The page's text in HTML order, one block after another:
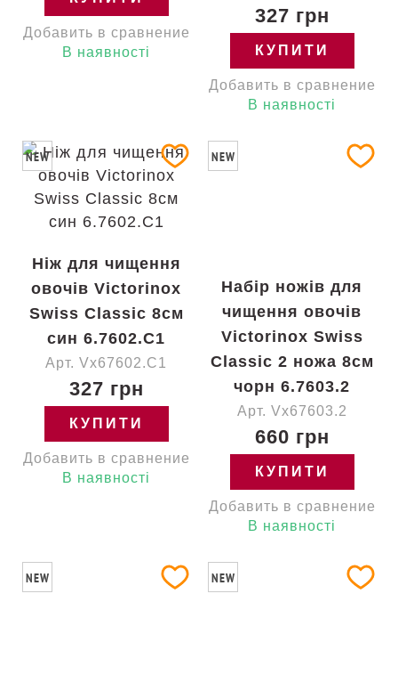
Добавить в сравнение
В наявності
327 грн
КУПИТИ
Добавить в сравнение
В наявності
NEW
Ніж для чищення
овочів Victorinox
Swiss Classic 8см
син 6.7602.C1
Арт. Vx67602.C1
327 грн
КУПИТИ
Добавить в сравнение
В наявності
NEW
Набір ножів для
чищення овочів
Victorinox Swiss
Classic 2 ножа 8см
чорн 6.7603.2
Арт. Vx67603.2
660 грн
КУПИТИ
Добавить в сравнение
В наявності
NEW NEW